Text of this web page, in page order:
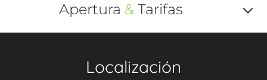
Apertura &Tarifas
Localización